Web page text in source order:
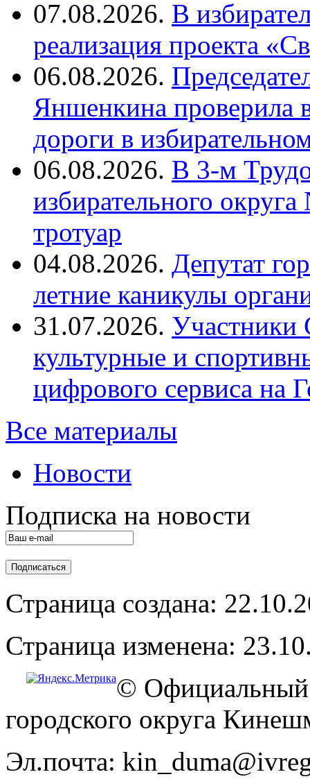
07.08.2026. В
реализация проекта
06.08.2026.
Яншенкина проверила
дороги в
06.08.2026. В 3-м
избирательного
тротуар
04.08.2026. Депутат
летние каникулы
31.07.2026.
культурные и
цифрового сервиса на
Все материалы
Новости
Подписка на новости
Страница создана:
Страница изменена:
© Официальный
городского округа
Эл.почта: